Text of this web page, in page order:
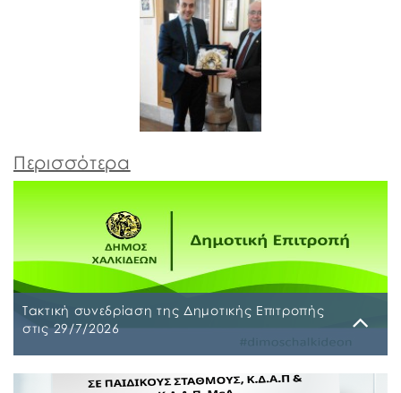
Περισσότερα
Τακτική συνεδρίαση της Δημοτικής Επιτροπής
στις 29/7/2026